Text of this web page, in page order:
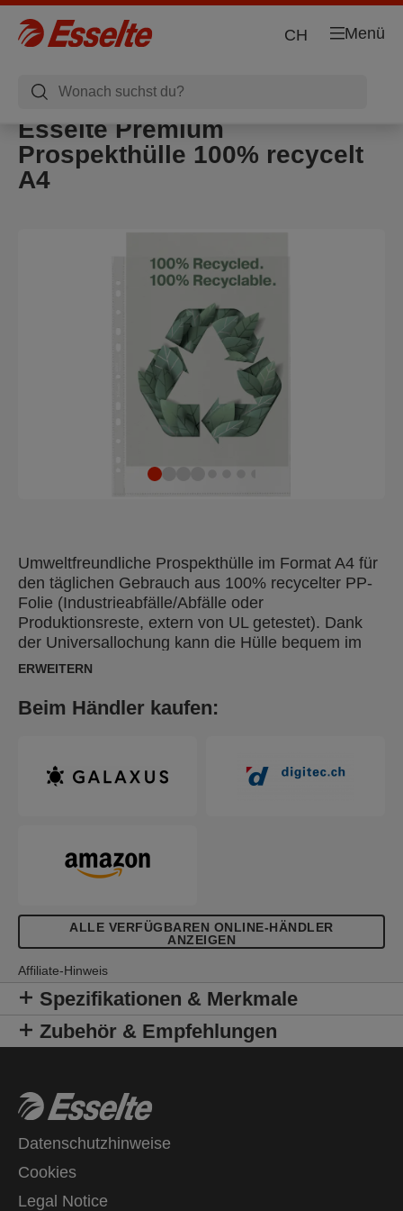
Menü
CH
Esselte Premium
Prospekthülle 100% recycelt
A4
Umweltfreundliche Prospekthülle im Format A4 für
den täglichen Gebrauch aus 100% recycelter PP-
Folie (Industrieabfälle/Abfälle oder
Produktionsreste, extern von UL getestet). Dank
der Universallochung kann die Hülle bequem im
Ordner oder Ringbuch abgelegt werden. Das
erneut recycelt werden. Auch die
in Europa.
ERWEITERN
Beim Händler kaufen:
ALLE VERFÜGBAREN ONLINE-HÄNDLER
ANZEIGEN
Affiliate-Hinweis
Spezifikationen & Merkmale
Zubehör & Empfehlungen
Datenschutzhinweise
Cookies
Legal Notice